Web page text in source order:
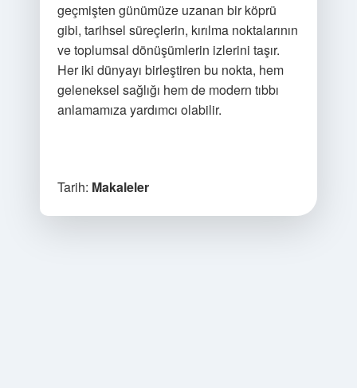
geçmişten günümüze uzanan bir köprü
gibi, tarihsel süreçlerin, kırılma noktalarının
ve toplumsal dönüşümlerin izlerini taşır.
Her iki dünyayı birleştiren bu nokta, hem
geleneksel sağlığı hem de modern tıbbı
anlamamıza yardımcı olabilir.
Tarih: Makaleler